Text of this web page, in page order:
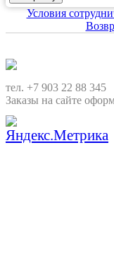
Условия
тел. +7 903 22 88 345
Заказы на сайте